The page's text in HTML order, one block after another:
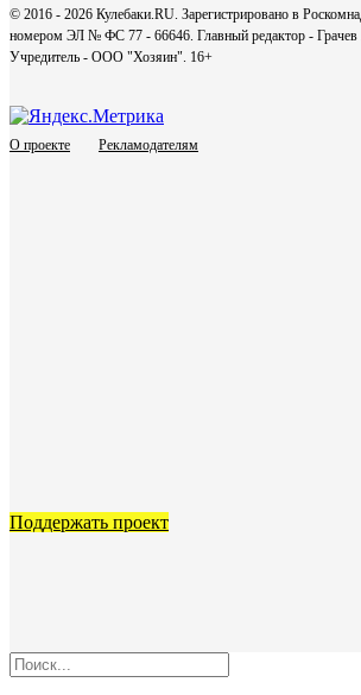
© 2016 - 2026 Кулебаки.RU. Зарегистрировано в
номером ЭЛ № ФС 77 - 66646. Главный редактор -
Учредитель - ООО "Хозяин". 16+
О проекте Рекламодателям
Поддержать проект